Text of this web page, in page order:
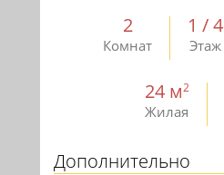
2
Комнат
1 / 4
Этаж
24 м2
Жилая
Дополнительно